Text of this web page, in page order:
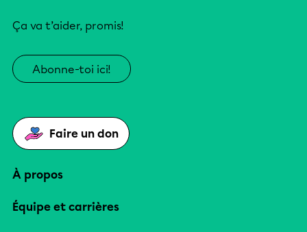
Ça va t’aider, promis!
Abonne-toi ici!
Faire un don
À propos
Équipe et carrières